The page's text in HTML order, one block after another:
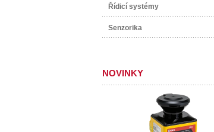
Řídicí systémy
Senzorika
NOVINKY